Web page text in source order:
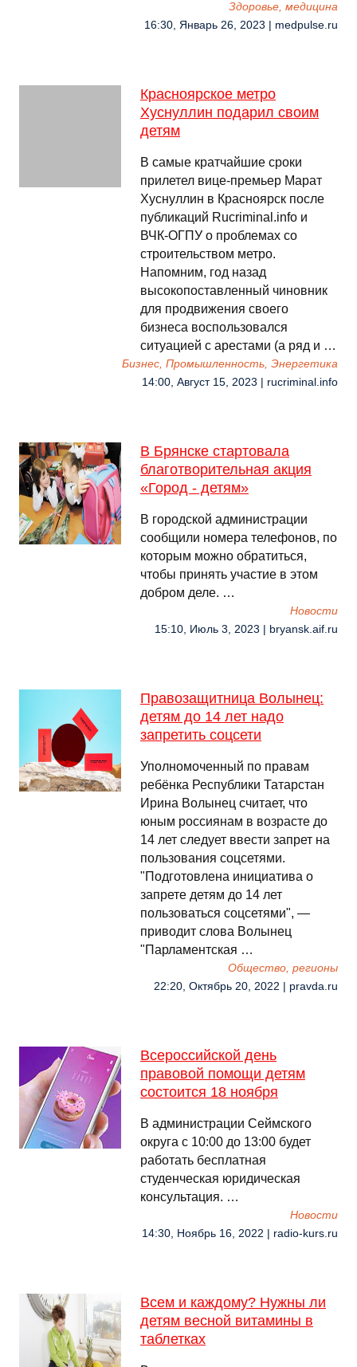
Здоровье, медицина
16:30, Январь 26, 2023 | medpulse.ru
Красноярское метро
Хуснуллин подарил своим
детям
В самые кратчайшие сроки
прилетел вице-премьер Марат
Хуснуллин в Красноярск после
публикаций Rucriminal.info и
ВЧК-ОГПУ о проблемах со
строительством метро.
Напомним, год назад
высокопоставленный чиновник
для продвижения своего
бизнеса воспользовался
ситуацией с арестами (а ряд и …
Бизнес, Промышленность, Энергетика
14:00, Август 15, 2023 | rucriminal.info
В Брянске стартовала
благотворительная акция
«Город - детям»
В городской администрации
сообщили номера телефонов, по
которым можно обратиться,
чтобы принять участие в этом
добром деле. …
Новости
15:10, Июль 3, 2023 | bryansk.aif.ru
Правозащитница Волынец:
детям до 14 лет надо
запретить соцсети
Уполномоченный по правам
ребёнка Республики Татарстан
Ирина Волынец считает, что
юным россиянам в возрасте до
14 лет следует ввести запрет на
пользования соцсетями.
"Подготовлена инициатива о
запрете детям до 14 лет
пользоваться соцсетями", —
приводит слова Волынец
"Парламентская …
Общество, регионы
22:20, Октябрь 20, 2022 | pravda.ru
Всероссийской день
правовой помощи детям
состоится 18 ноября
В администрации Сеймского
округа с 10:00 до 13:00 будет
работать бесплатная
студенческая юридическая
консультация. …
Новости
14:30, Ноябрь 16, 2022 | radio-kurs.ru
Всем и каждому? Нужны ли
детям весной витамины в
таблетках